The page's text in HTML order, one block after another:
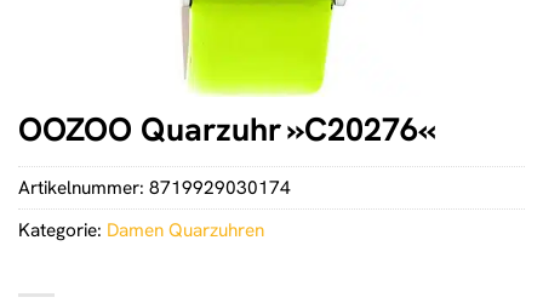
OOZOO Quarzuhr »C20276«
Artikelnummer: 8719929030174
Kategorie: Damen Quarzuhren